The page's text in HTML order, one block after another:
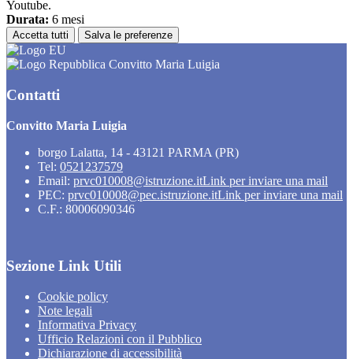
Youtube.
Durata: 6 mesi
Accetta tutti Salva le preferenze
Convitto Maria Luigia
Contatti
Convitto Maria Luigia
borgo Lalatta, 14 - 43121 PARMA (PR)
Tel: 0521237579
Email: prvc010008@istruzione.itLink per inviare una mail
PEC: prvc010008@pec.istruzione.itLink per inviare una mail
C.F.: 80006090346
Sezione Link Utili
Cookie policy
Note legali
Informativa Privacy
Ufficio Relazioni con il Pubblico
Dichiarazione di accessibilità